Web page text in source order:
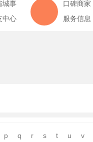
城事
中心
口碑商家
服务信息
p q r s t u v